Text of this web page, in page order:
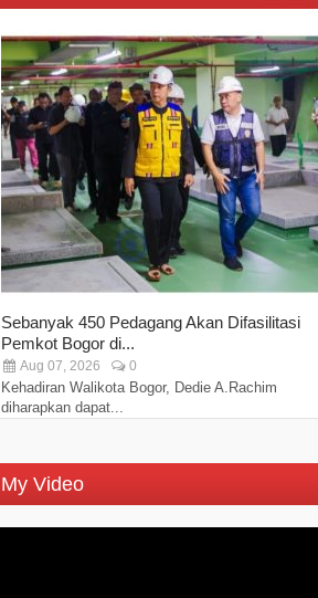
Sebanyak 450 Pedagang Akan Difasilitasi
Pemkot Bogor di...
Aug 07, 2026 0
Kehadiran Walikota Bogor, Dedie A.Rachim
diharapkan dapat...
My Video